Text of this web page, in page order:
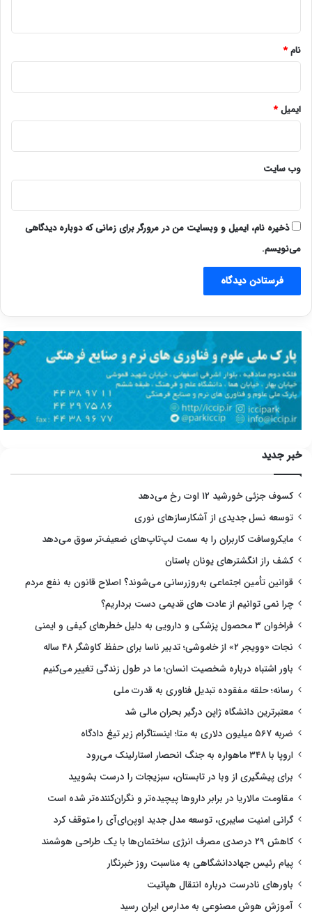
نام*
ایمیل*
وب‌ سایت
ذخیره نام، ایمیل و وبسایت من در مرورگر برای زمانی که دوباره دیدگاهی
می‌نویسم.
خبر جدید
کسوف جزئی خورشید ۱۲ اوت رخ می‌دهد
توسعه نسل جدیدی از آشکارسازهای نوری
مایکروسافت کاربران را به سمت لپ‌تاپ‌های ضعیف‌تر سوق می‌دهد
کشف راز انگشترهای یونان باستان
قوانین تأمین اجتماعی به‌روزرسانی می‌شوند؟ اصلاح قانون به نفع مردم
چرا نمی توانیم از عادت های قدیمی دست برداریم؟
فراخوان ۳ محصول پزشکی و دارویی به دلیل خطرهای کیفی و ایمنی
نجات «وویجر ۲» از خاموشی؛ تدبیر ناسا برای حفظ کاوشگر ۴۸ ساله
باور اشتباه درباره شخصیت انسان؛ ما در طول زندگی تغییر می‌کنیم
رسانه؛ حلقه مفقوده تبدیل فناوری به قدرت ملی
معتبرترین دانشگاه ژاپن درگیر بحران مالی شد
ضربه ۵۶۷ میلیون دلاری به متا؛ اینستاگرام زیر تیغ دادگاه
اروپا با ۳۴۸ ماهواره به جنگ انحصار استارلینک می‌رود
برای پیشگیری از وبا در تابستان، سبزیجات را درست بشویید
مقاومت مالاریا در برابر داروها پیچیده‌تر و نگران‌کننده‌تر شده است
گرانی امنیت سایبری، توسعه مدل جدید اوپن‌ای‌آی را متوقف کرد
کاهش ۲۹ درصدی مصرف انرژی ساختمان‌ها با یک طراحی هوشمند
پیام رئیس جهاددانشگاهی به مناسبت روز خبرنگار
باورهای نادرست درباره انتقال هپاتیت
آموزش هوش مصنوعی به مدارس ایران رسید